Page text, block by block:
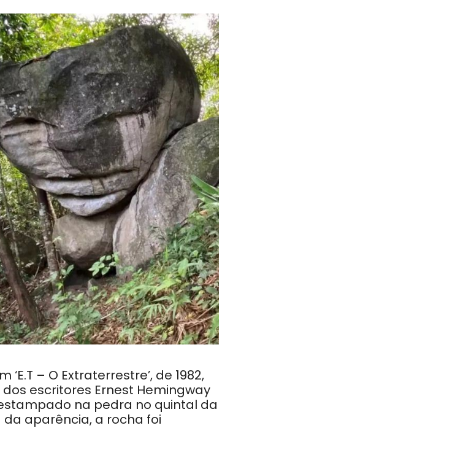
– O Extraterrestre’, de 1982,
escritores Ernest Hemingway
na pedra no quintal da
aparência, a rocha foi